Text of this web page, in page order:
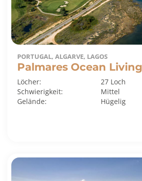
PORTUGAL, ALGARVE, LAGOS
Palmares Ocean
Löcher:
27 Loch
Schwierigkeit:
Mittel
Gelände:
Hügelig